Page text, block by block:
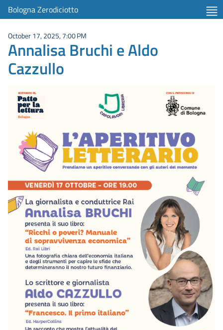
Bologna Zerodiciotto
October 17, 2025, 7:00 PM
Annalisa Bruchi e Aldo
Cazzullo